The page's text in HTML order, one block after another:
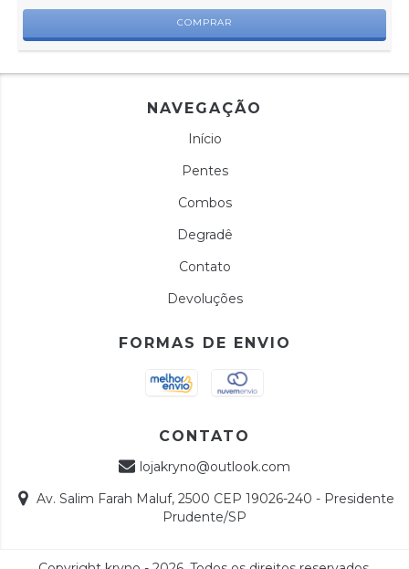
COMPRAR
NAVEGAÇÃO
Início
Pentes
Combos
Degradê
Contato
Devoluções
FORMAS DE ENVIO
CONTATO
lojakryno@outlook.com
Av. Salim Farah Maluf, 2500 CEP 19026-240 - Presidente
Prudente/SP